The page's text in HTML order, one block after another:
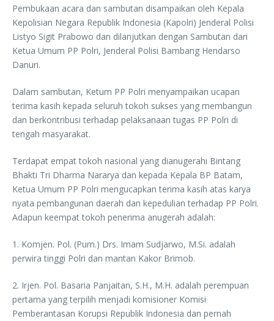
Pembukaan acara dan sambutan disampaikan oleh Kepala
Kepolisian Negara Republik Indonesia (Kapolri) Jenderal Polisi
Listyo Sigit Prabowo dan dilanjutkan dengan Sambutan dari
Ketua Umum PP Polri, Jenderal Polisi Bambang Hendarso
Danuri.
Dalam sambutan, Ketum PP Polri menyampaikan ucapan
terima kasih kepada seluruh tokoh sukses yang membangun
dan berkontribusi terhadap pelaksanaan tugas PP Polri di
tengah masyarakat.
Terdapat empat tokoh nasional yang dianugerahi Bintang
Bhakti Tri Dharma Nararya dan kepada Kepala BP Batam,
Ketua Umum PP Polri mengucapkan terima kasih atas karya
nyata pembangunan daerah dan kepedulian terhadap PP Polri.
Adapun keempat tokoh penerima anugerah adalah:
1. Komjen. Pol. (Purn.) Drs. Imam Sudjarwo, M.Si. adalah
perwira tinggi Polri dan mantan Kakor Brimob.
2. Irjen. Pol. Basaria Panjaitan, S.H., M.H. adalah perempuan
pertama yang terpilih menjadi komisioner Komisi
Pemberantasan Korupsi Republik Indonesia dan pernah